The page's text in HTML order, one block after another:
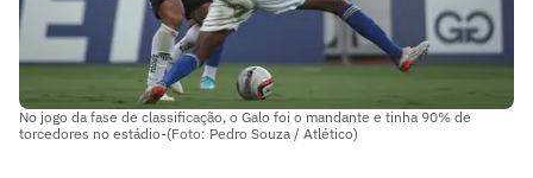
No jogo da fase de classificação, o Galo foi o mandante e tinha 90% de
torcedores no estádio-(Foto: Pedro Souza / Atlético)